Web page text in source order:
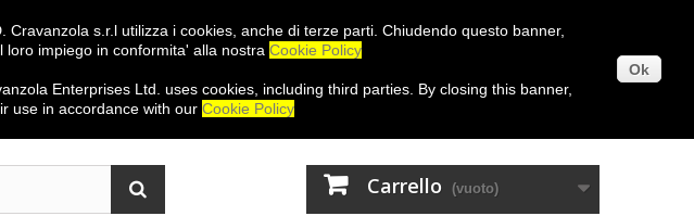
Entra
Carrello (vuoto)
s.r.l utilizza i cookies, anche di terze parti. Chiudendo questo banner,
impiego in conformita' alla nostra Cookie Policy
Enterprises Ltd. uses cookies, including third parties. By closing this banner,
use in accordance with our Cookie Policy
Ok